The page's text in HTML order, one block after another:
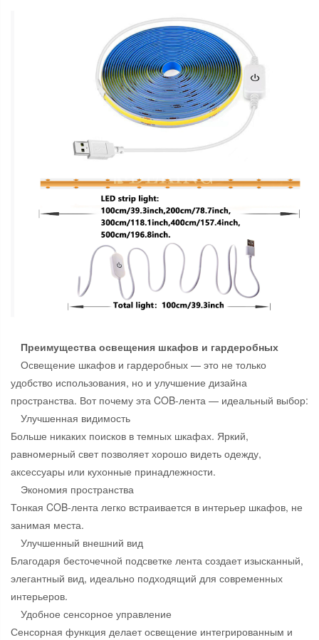
Преимущества освещения шкафов и гардеробных
Освещение шкафов и гардеробных — это не только
удобство использования, но и улучшение дизайна
пространства. Вот почему эта COB-лента — идеальный выбор:
Улучшенная видимость
Больше никаких поисков в темных шкафах. Яркий,
равномерный свет позволяет хорошо видеть одежду,
аксессуары или кухонные принадлежности.
Экономия пространства
Тонкая COB-лента легко встраивается в интерьер шкафов, не
занимая места.
Улучшенный внешний вид
Благодаря бесточечной подсветке лента создает изысканный,
элегантный вид, идеально подходящий для современных
интерьеров.
Удобное сенсорное управление
Сенсорная функция делает освещение интегрированным и